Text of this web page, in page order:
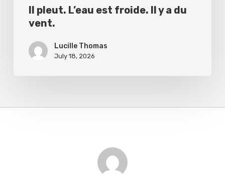
Il pleut. L’eau est froide. Il y a du
vent.
Lucille Thomas
July 18, 2026